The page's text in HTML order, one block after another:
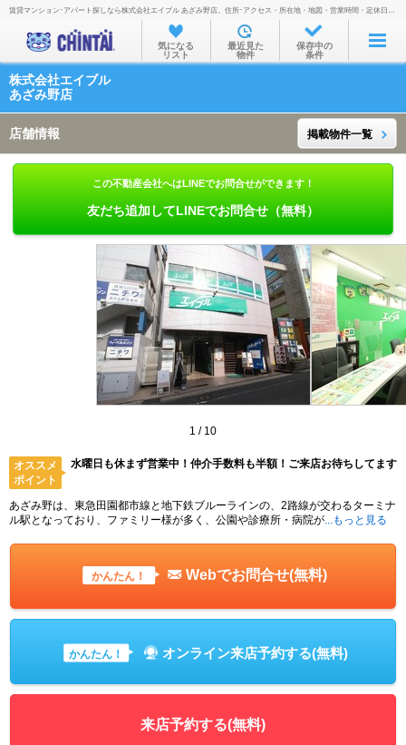
お部屋を探す
沿線・駅から
通勤通学時間から
物件特集から
TOP
賃貸マンション･アパート探しなら株式会社エイブル あざみ野店。住所･アクセス・所在地・地図・営業時間・定休日・電話番号などを掲載。
気になる
リスト
最近見た
物件
保存中の
条件
株式会社エイブル
あざみ野店
店舗情報 掲載物件一覧
この不動産会社へはLINEでお問合せができます！
友だち追加してLINEでお問合せ（無料）
1 / 10
オススメ
ポイント
水曜日も休まず営業中！仲介手数料も半額！ご来店お待ちしてます
あざみ野は、東急田園都市線と地下鉄ブルーラインの、2路線が交わるターミナ
ル駅となっており、ファミリー様が多く、公園や診療所・病院が ...もっと見る
かんたん！ Webでお問合せ(無料)
かんたん！ オンライン来店予約する(無料)
来店予約する(無料)